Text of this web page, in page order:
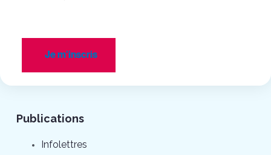
Je m'inscris
Publications
Infolettres